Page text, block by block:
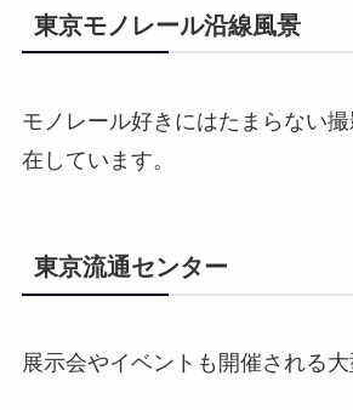
東京モノレール沿線風景
モノレール好きにはたまらない
在しています。
東京流通センター
展示会やイベントも開催される大